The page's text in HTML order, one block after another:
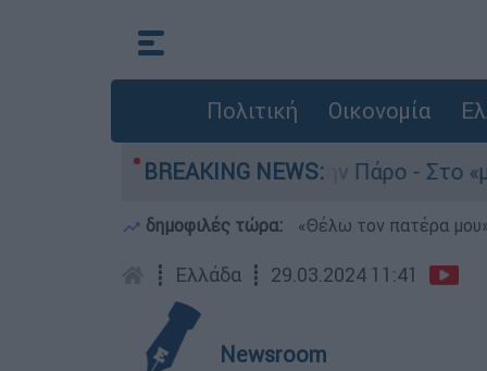
Πολιτική Οικονομία
BREAKING NEWS:
του 4χρονου στην Πάρο - Στο
δημοφιλές τώρα: «Θέλω τον πατέρα
┋ Ελλάδα ┋ 29.03.2024 11:41
Newsroom